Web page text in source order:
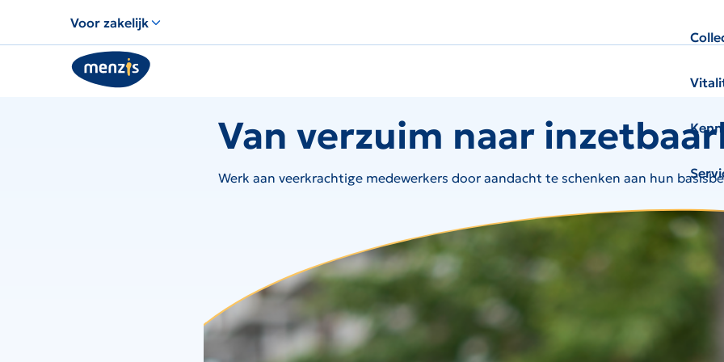
voor
snelle
navigatie
Voor zakelijk
Van verzuim naar
Werk aan veerkrachtige medewerkers door aandacht te schenken aan hun